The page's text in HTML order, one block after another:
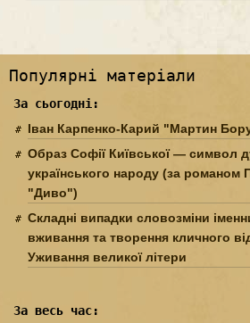
Популярні матеріали
За сьогодні:
Іван Карпенко-Карий "Мартин
Образ Софії Київської — символ
українського народу (за романом
"Диво")
Складні випадки словозміни
вживання та творення кличного
Уживання великої літери
За весь час: